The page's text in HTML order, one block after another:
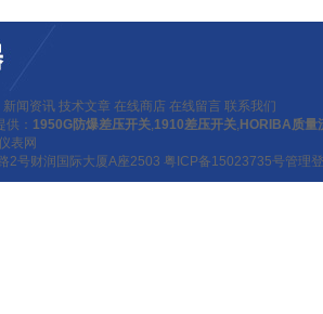
新闻资讯 技术文章 在线商店 在线留言 联系我们
： 1950G防爆差压开关,1910差压开关, HORIBA质量
表网
2号财润国际大厦A座2503 粤ICP备15023735号管理